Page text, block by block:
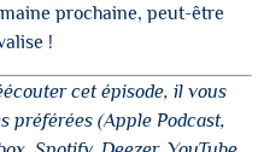
prochaine, peut-être
!
cet épisode, il vous
préférées (Apple Podcast,